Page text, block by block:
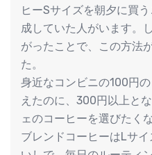
ヒーSサイズを朝夕に買
成していた人がいます。
がったことで、この方法
た。
身近なコンビニの100円
えたのに、300円以上と
ェのコーヒーを選びたく
ブレンドコーヒーはLサ